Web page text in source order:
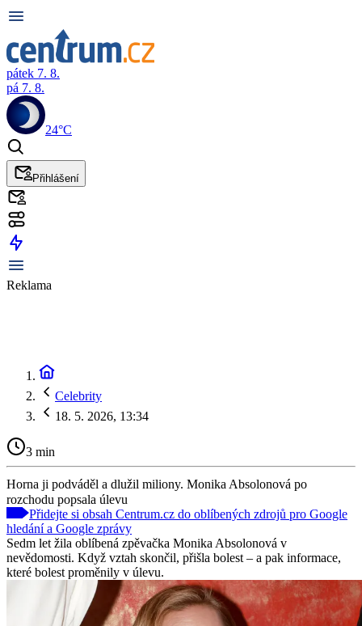
pátek 7. 8.
pá 7. 8.
24°C
Přihlášení
Reklama
Celebrity
18. 5. 2026, 13:34
3 min
Horna ji podváděl a dlužil miliony. Monika Absolonová po
rozchodu popsala úlevu
Přidejte si obsah Centrum.cz do oblíbených zdrojů pro Google
hledání a Google zprávy
Sedm let žila oblíbená zpěvačka Monika Absolonová v
nevědomosti. Když vztah skončil, přišla bolest – a pak informace,
které bolest proměnily v úlevu.